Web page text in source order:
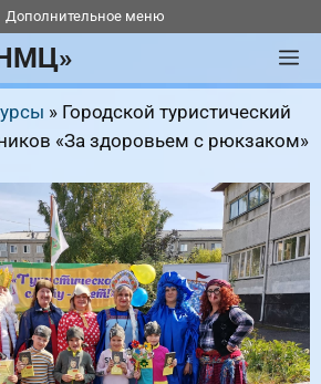
Дополнительное меню
» Городской туристический
«За здоровьем с рюкзаком»